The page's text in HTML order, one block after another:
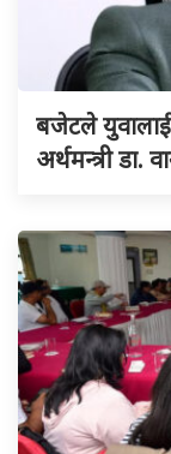
बजेटले युवालाई
अर्थमन्त्री डा.